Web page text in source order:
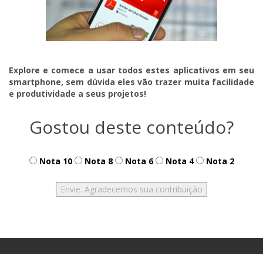
Explore e comece a usar todos estes aplicativos em seu
smartphone, sem dúvida eles vão trazer muita facilidade
e produtividade a seus projetos!
Gostou deste conteúdo?
Nota 10 Nota 8 Nota 6 Nota 4 Nota 2